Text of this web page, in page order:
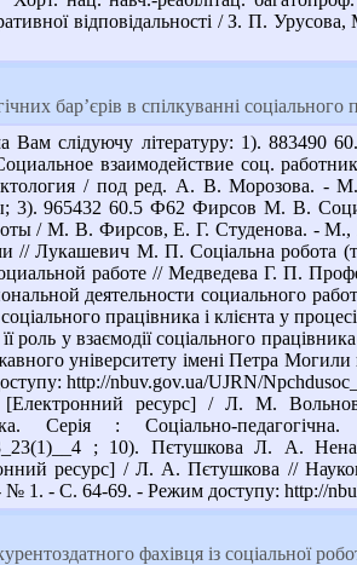
відповідальності / З. П.
бар’єрів в спілкуванні соціального
Вам слідуючу літературу: 1).
взаимодействие соц.
/ под ред. А. В. Морозова. -
3). 965432 60.5 Ф62 Фирсов М. В.
/ М. В. Фирсов, Е. Г. Студенова. -
// Лукашевич М. П. Соціальна робота
работе // Медведева Г. П.
деятельности социального
працівника і клієнта у
роль у взаємодії соціального
університету імені Петра
http://nbuv.gov.ua/UJRN/
[Електронний ресурс] / Л. М.
Серія : Соціально-
; 10). Пєтушкова Л. А.
ресурс] / Л. А. Пєтушкова //
№ 1. - С. 64-69. - Режим доступу: http://
фахівця із соціальної